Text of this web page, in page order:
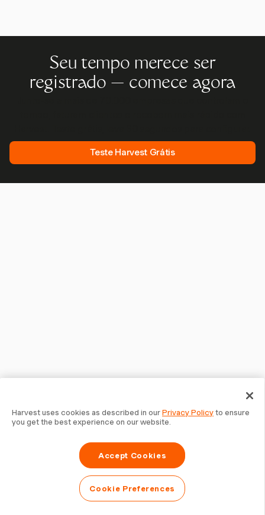
Seu tempo merece ser
registrado — comece agora
Teste Harvest Grátis
Harvest uses cookies as described in ourPrivacy Policyto ensure
you get the best experience on our website.
Accept Cookies
Cookie Preferences